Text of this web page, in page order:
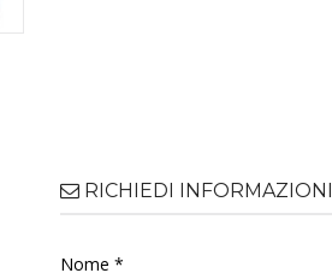
RICHIEDI INFORMAZIONI
Nome *